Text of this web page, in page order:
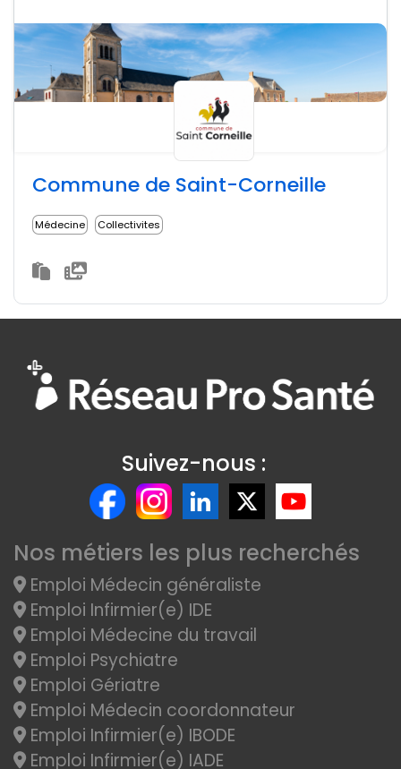
Commune de Saint-Corneille
Médecine Collectivites
Suivez-nous :
Nos métiers les plus recherchés
Emploi Médecin généraliste
Emploi Infirmier(e) IDE
Emploi Médecine du travail
Emploi Psychiatre
Emploi Gériatre
Emploi Médecin coordonnateur
Emploi Infirmier(e) IBODE
Emploi Infirmier(e) IADE